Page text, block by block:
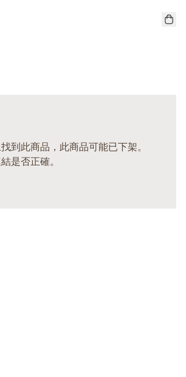
到此商品，此商品可能已下架。
是否正確。